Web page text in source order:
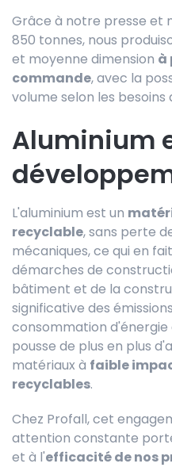
Grâce à notre presse et
850 tonnes, nous
et moyenne dimension à
commande, avec la
volume selon les besoins
Aluminium
L'aluminium est un
recyclable, sans perte
mécaniques, ce qui en
démarches de
bâtiment et de la
significative des
consommation d'énergie
pousse de plus en plus
matériaux à faible
recyclables.
Chez Profall, cet
attention constante
et à l'efficacité de nos